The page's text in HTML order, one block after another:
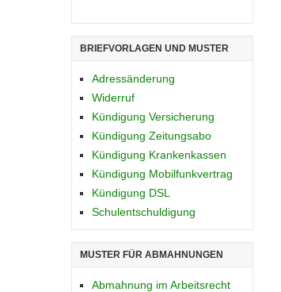
BRIEFVORLAGEN UND MUSTER
Adressänderung
Widerruf
Kündigung Versicherung
Kündigung Zeitungsabo
Kündigung Krankenkassen
Kündigung Mobilfunkvertrag
Kündigung DSL
Schulentschuldigung
MUSTER FÜR ABMAHNUNGEN
Abmahnung im Arbeitsrecht